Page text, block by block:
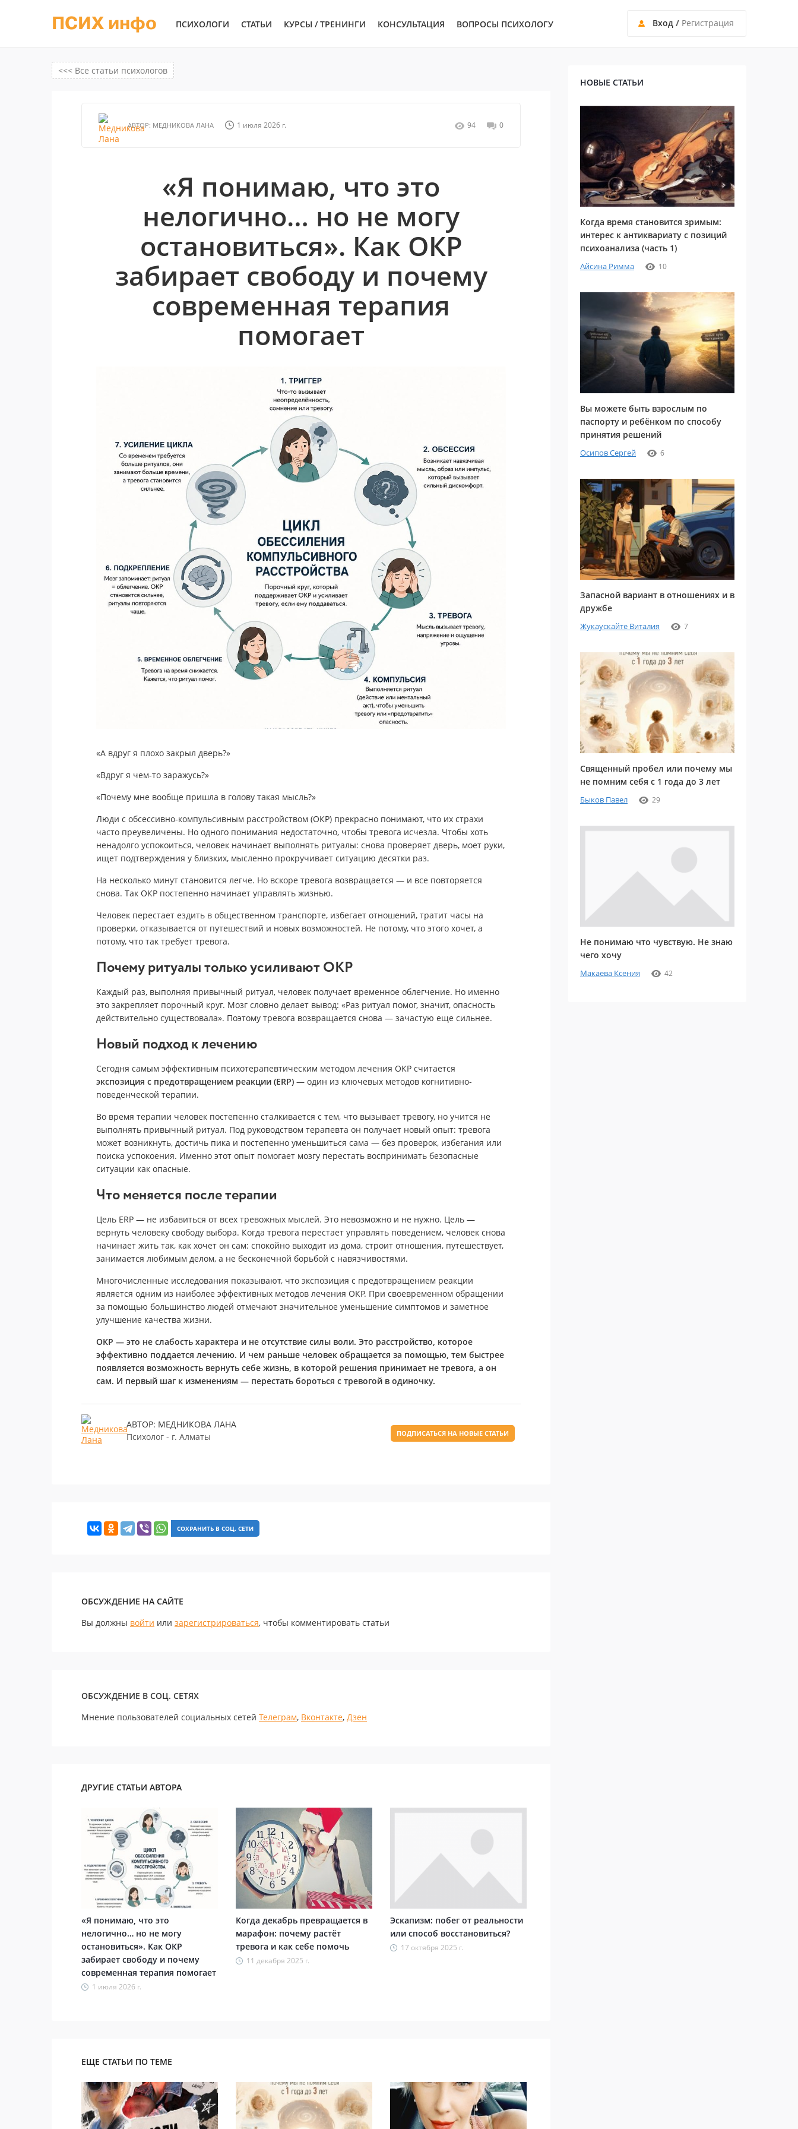
ПСИХ инфо ПСИХОЛОГИ СТАТЬИ КУРСЫ / ТРЕНИНГИ КОНСУЛЬТАЦИЯ ВОПРОСЫ ПСИХОЛОГУ Вход / Регистрация
<<< Все статьи психологов
АВТОР: МЕДНИКОВА ЛАНА 1 июля 2026 г. 94 0
«Я понимаю, что это
нелогично… но не могу
остановиться». Как ОКР
забирает свободу и почему
современная терапия
помогает
«А вдруг я плохо закрыл дверь?»
«Вдруг я чем-то заражусь?»
«Почему мне вообще пришла в голову такая мысль?»
Люди с обсессивно-компульсивным расстройством (ОКР) прекрасно понимают, что их страхи
часто преувеличены. Но одного понимания недостаточно, чтобы тревога исчезла. Чтобы хоть
ненадолго успокоиться, человек начинает выполнять ритуалы: снова проверяет дверь, моет руки,
ищет подтверждения у близких, мысленно прокручивает ситуацию десятки раз.
На несколько минут становится легче. Но вскоре тревога возвращается — и все повторяется
снова. Так ОКР постепенно начинает управлять жизнью.
Человек перестает ездить в общественном транспорте, избегает отношений, тратит часы на
проверки, отказывается от путешествий и новых возможностей. Не потому, что этого хочет, а
потому, что так требует тревога.
Почему ритуалы только усиливают ОКР
Каждый раз, выполняя привычный ритуал, человек получает временное облегчение. Но именно
это закрепляет порочный круг. Мозг словно делает вывод: «Раз ритуал помог, значит, опасность
действительно существовала». Поэтому тревога возвращается снова — зачастую еще сильнее.
Новый подход к лечению
Сегодня самым эффективным психотерапевтическим методом лечения ОКР считается
экспозиция с предотвращением реакции (ERP) — один из ключевых методов когнитивно-
поведенческой терапии.
Во время терапии человек постепенно сталкивается с тем, что вызывает тревогу, но учится не
выполнять привычный ритуал. Под руководством терапевта он получает новый опыт: тревога
может возникнуть, достичь пика и постепенно уменьшиться сама — без проверок, избегания или
поиска успокоения. Именно этот опыт помогает мозгу перестать воспринимать безопасные
ситуации как опасные.
Что меняется после терапии
Цель ERP — не избавиться от всех тревожных мыслей. Это невозможно и не нужно. Цель —
вернуть человеку свободу выбора. Когда тревога перестает управлять поведением, человек снова
начинает жить так, как хочет он сам: спокойно выходит из дома, строит отношения, путешествует,
занимается любимым делом, а не бесконечной борьбой с навязчивостями.
Многочисленные исследования показывают, что экспозиция с предотвращением реакции
является одним из наиболее эффективных методов лечения ОКР. При своевременном обращении
за помощью большинство людей отмечают значительное уменьшение симптомов и заметное
улучшение качества жизни.
ОКР — это не слабость характера и не отсутствие силы воли. Это расстройство, которое
эффективно поддается лечению. И чем раньше человек обращается за помощью, тем быстрее
появляется возможность вернуть себе жизнь, в которой решения принимает не тревога, а он
сам. И первый шаг к изменениям — перестать бороться с тревогой в одиночку.
АВТОР: МЕДНИКОВА ЛАНА
Психолог - г. Алматы
ПОДПИСАТЬСЯ НА НОВЫЕ СТАТЬИ
СОХРАНИТЬ В СОЦ. СЕТИ
ОБСУЖДЕНИЕ НА САЙТЕ
Вы должны войти или зарегистрироваться, чтобы комментировать статьи
ОБСУЖДЕНИЕ В СОЦ. СЕТЯХ
Мнение пользователей социальных сетей Телеграм, Вконтакте, Дзен
ДРУГИЕ СТАТЬИ АВТОРА
«Я понимаю, что это
нелогично… но не могу
остановиться». Как ОКР
забирает свободу и почему
современная терапия помогает
1 июля 2026 г.
Когда декабрь превращается в
марафон: почему растёт
тревога и как себе помочь
11 декабря 2025 г.
Эскапизм: побег от реальности
или способ восстановиться?
17 октября 2025 г.
ЕЩЕ СТАТЬИ ПО ТЕМЕ
НОВЫЕ СТАТЬИ
Когда время становится зримым:
интерес к антиквариату с позиций
психоанализа (часть 1)
Айсина Римма 10
Вы можете быть взрослым по
паспорту и ребёнком по способу
принятия решений
Осипов Сергей 6
Запасной вариант в отношениях и в
дружбе
Жукаускайте Виталия 7
Священный пробел или почему мы
не помним себя с 1 года до 3 лет
Быков Павел 29
Не понимаю что чувствую. Не знаю
чего хочу
Макаева Ксения 42